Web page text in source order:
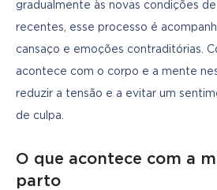
gradualmente às novas condições de
recentes, esse processo é
cansaço e emoções contraditórias.
acontece com o corpo e a mente
reduzir a tensão e a evitar um
de culpa.
O que acontece com a
parto